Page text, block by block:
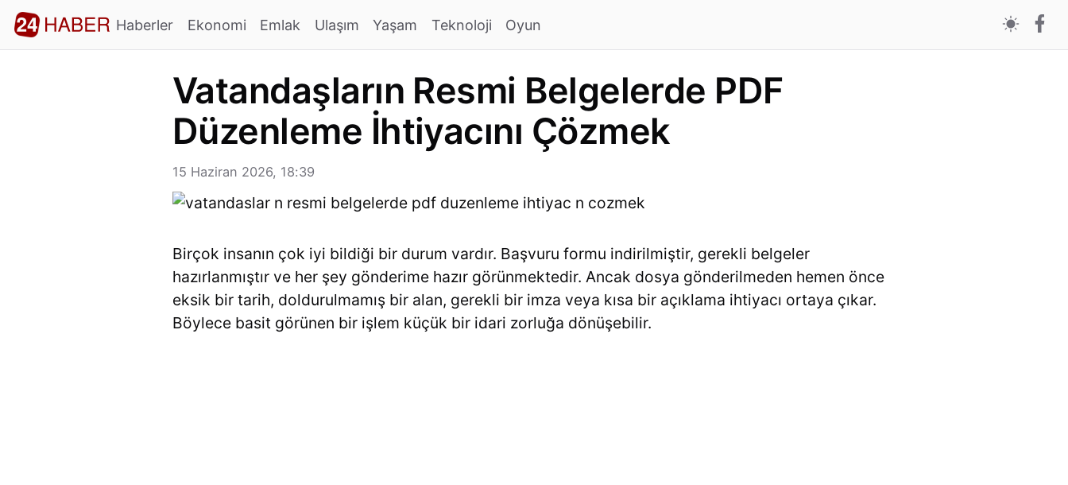
Haberler Ekonomi Emlak Ulaşım Yaşam Teknoloji Oyun
Vatandaşların Resmi Belgelerde PDF
Düzenleme İhtiyacını Çözmek
15 Haziran 2026, 18:39
Birçok insanın çok iyi bildiği bir durum vardır. Başvuru formu indirilmiştir, gerekli belgeler
hazırlanmıştır ve her şey gönderime hazır görünmektedir. Ancak dosya gönderilmeden hemen önce
eksik bir tarih, doldurulmamış bir alan, gerekli bir imza veya kısa bir açıklama ihtiyacı ortaya çıkar.
Böylece basit görünen bir işlem küçük bir idari zorluğa dönüşebilir.